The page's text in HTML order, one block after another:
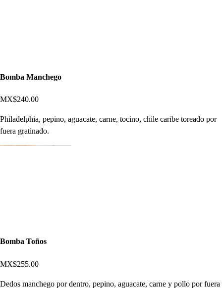
Bomba Manchego
MX$240.00
Philadelphia, pepino, aguacate, carne, tocino, chile caribe toreado por
fuera gratinado.
Bomba Toños
MX$255.00
Dedos manchego por dentro, pepino, aguacate, carne y pollo por fuera